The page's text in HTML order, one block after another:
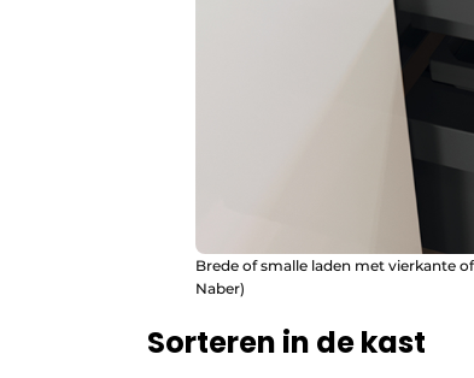
Brede of smalle laden met vierkante
Naber)
Sorteren in de kast